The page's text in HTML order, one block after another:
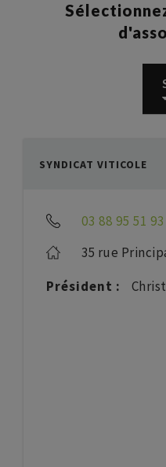
SYNDICAT VITICOLE
03 88 95 51 93
35 rue
Président :